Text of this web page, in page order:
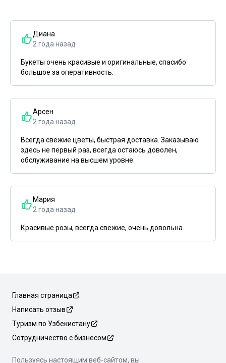
Диана
2 года назад
Букеты очень красивые и оригинальные, спасибо
большое за оперативность.
Арсен
2 года назад
Всегда свежие цветы, быстрая доставка. Заказываю
здесь не первый раз, всегда остаюсь доволен,
обслуживание на высшем уровне.
Мария
2 года назад
Красивые розы, всегда свежие, очень довольна.
Главная страница
Написать отзыв
Туризм по Узбекистану
Сотрудничество с бизнесом
Пользуясь настоящим веб-сайтом, вы